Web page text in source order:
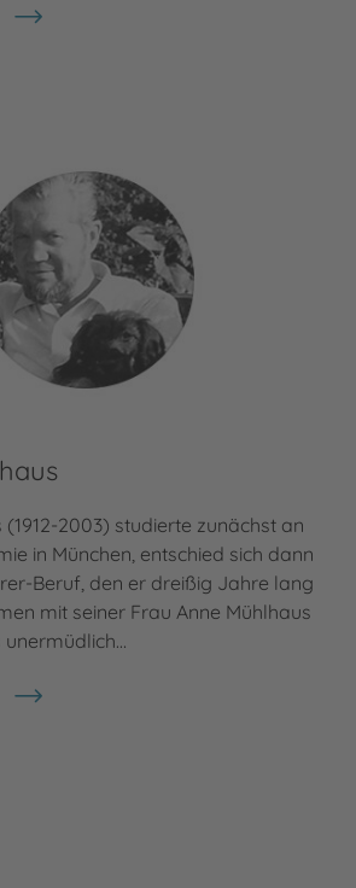
2003) studierte zunächst an
in München, entschied sich dann
Beruf, den er dreißig Jahre lang
mit seiner Frau Anne Mühlhaus